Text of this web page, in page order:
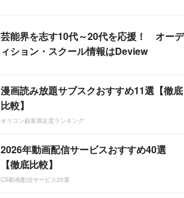
芸能界を志す10代～20代を応援！ オーデ
ィション・スクール情報はDeview
漫画読み放題サブスクおすすめ11選【徹底
比較】
オリコン顧客満足度ランキング
2026年動画配信サービスおすすめ40選
【徹底比較】
CS動画配信サービス20選